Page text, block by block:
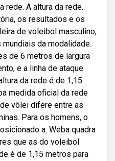
rede. A altura da rede.
os resultados e os
de voleibol masculino,
da modalidade.
de 6 metros de largura
e a linha de ataque
da rede é de 1,15
medida oficial da rede
vôlei difere entre as
Para os homens, o
a. Weba quadra
que as do voleibol
é de 1,15 metros para